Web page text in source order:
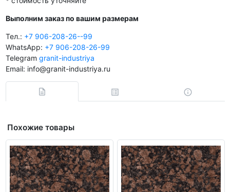
Выполним заказ по вашим размерам
Тел.: +7 906-208-26--99
WhatsApp: +7 906-208-26-99
Telegram granit-industriya
Email: info@granit-industriya.ru
Похожие товары